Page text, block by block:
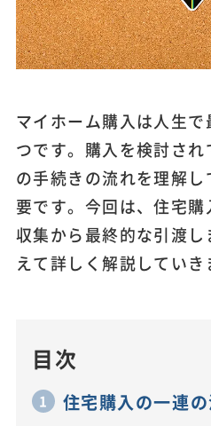
マイホーム購入は人生
つです。購入を検討さ
の手続きの流れを理解
要です。今回は、住宅
収集から最終的な引渡
えて詳しく解説していき
目次
住宅購入の一連